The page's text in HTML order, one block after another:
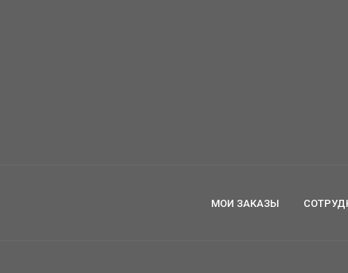
МОИ ЗАКАЗЫ